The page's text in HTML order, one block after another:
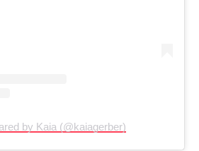
by Kaia (@kaiagerber)